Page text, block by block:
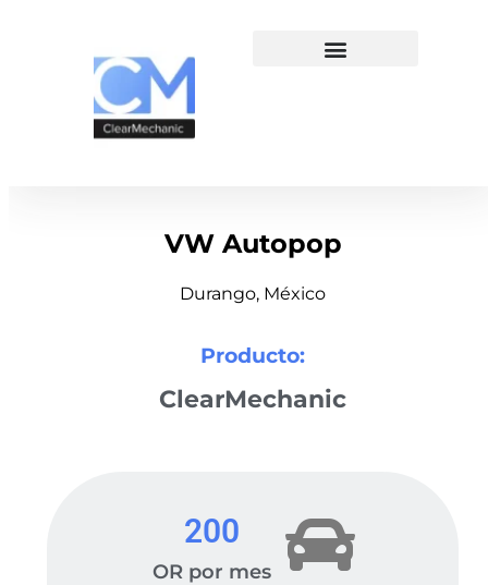
VW Autopop
Durango, México
Producto:
ClearMechanic
OR por mes
200